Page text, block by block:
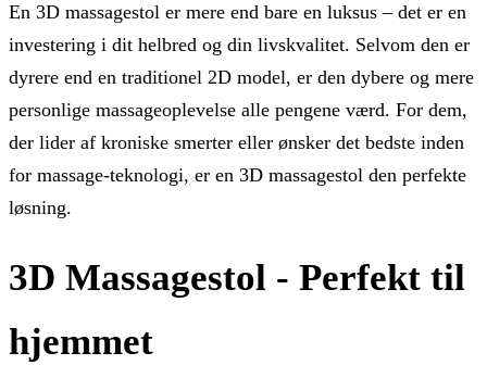
En 3D massagestol er mere end bare en luksus – det er en
investering i dit helbred og din livskvalitet. Selvom den er
dyrere end en traditionel 2D model, er den dybere og mere
personlige massageoplevelse alle pengene værd. For dem,
der lider af kroniske smerter eller ønsker det bedste inden
for massage-teknologi, er en 3D massagestol den perfekte
løsning.
3D Massagestol - Perfekt til
hjemmet